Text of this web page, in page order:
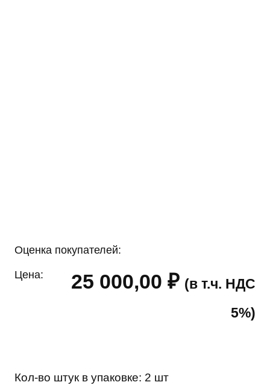
Оценка покупателей:
Цена: 25 000,00 ₽ (в т.ч. НДС
5%)
Кол-во штук в упаковке: 2 шт